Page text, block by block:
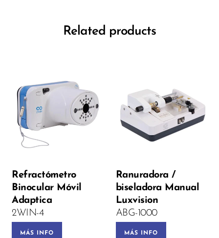
Related products
Refractómetro
Binocular Móvil
Adaptica
2WIN-4
MÁS INFO
Ranuradora /
biseladora Manual
Luxvision
ABG-1000
MÁS INFO
Voltage:
PRE-ORDEN